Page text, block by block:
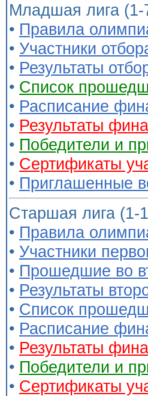
Младшая лига (1-
• Правила
• Участники
• Результаты
• Список
• Расписание
• Результаты
• Победители и
• Сертификаты
• Приглашенные
Старшая лига (1-
• Правила
• Участники
• Прошедшие во
• Результаты
• Список
• Расписание
• Результаты
• Победители и
• Сертификаты